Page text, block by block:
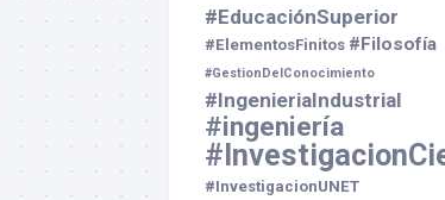
#EducaciónSuperior
#ElementosFinitos #Filosofía
#GestionDelConocimiento
#IngenieriaIndustrial
#ingeniería
#InvestigacionUNET